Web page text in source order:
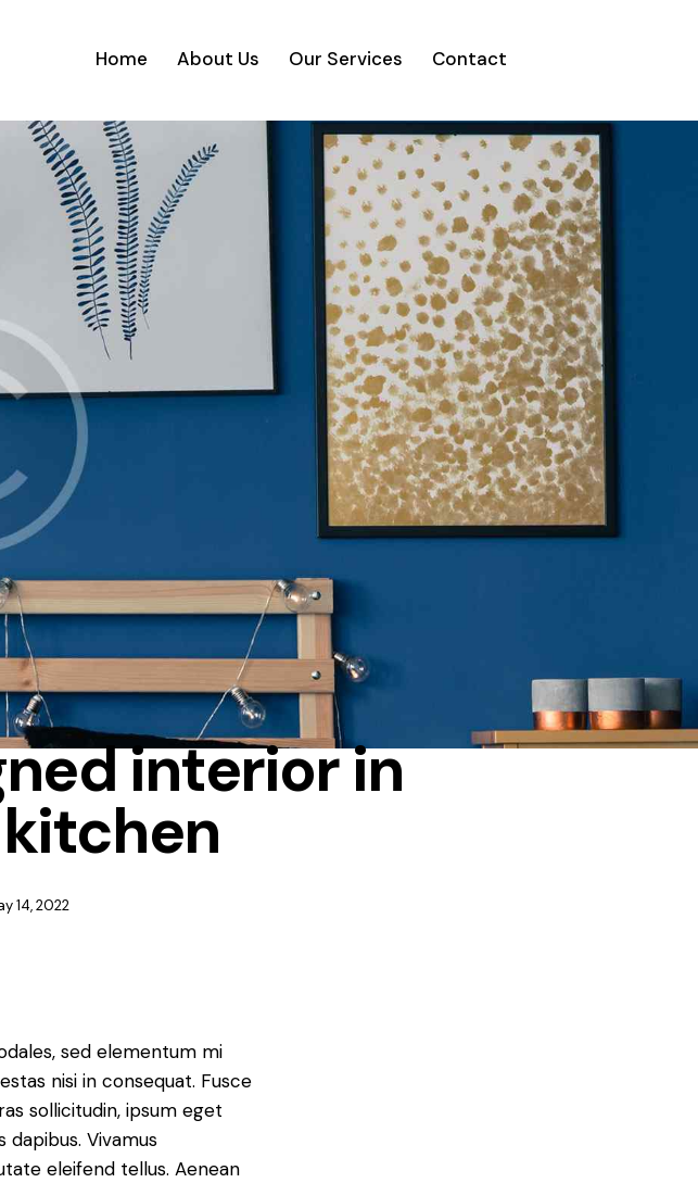
Home About Us Our Services Contact
interior in
14, 2022
sed elementum mi
nisi in consequat. Fusce
sollicitudin, ipsum eget
Vivamus
eleifend tellus. Aenean